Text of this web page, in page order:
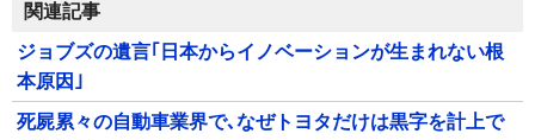
関連記事
ジョブズの遺言｢日本からイノベーションが生まれない根
本原因｣
死屍累々の自動車業界で､なぜトヨタだけは黒字を計上で